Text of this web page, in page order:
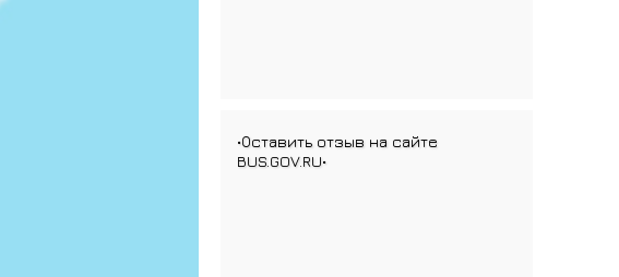
•Оставить отзыв на сайте
BUS.GOV.RU•